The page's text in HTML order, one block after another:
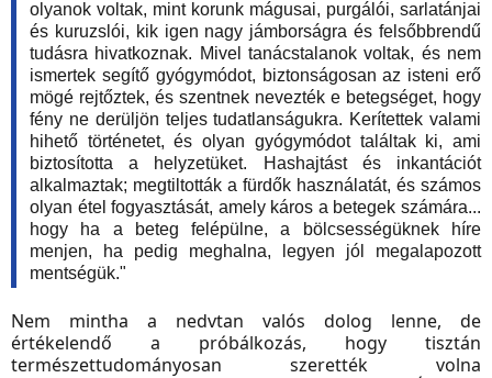
olyanok voltak, mint korunk mágusai, purgálói, sarlatánjai
és kuruzslói, kik igen nagy jámborságra és felsőbbrendű
tudásra hivatkoznak. Mivel tanácstalanok voltak, és nem
ismertek segítő gyógymódot, biztonságosan az isteni erő
mögé rejtőztek, és szentnek nevezték e betegséget, hogy
fény ne derüljön teljes tudatlanságukra. Kerítettek valami
hihető történetet, és olyan gyógymódot találtak ki, ami
biztosította a helyzetüket. Hashajtást és inkantációt
alkalmaztak; megtiltották a fürdők használatát, és számos
olyan étel fogyasztását, amely káros a betegek számára...
hogy ha a beteg felépülne, a bölcsességüknek híre
menjen, ha pedig meghalna, legyen jól megalapozott
mentségük."
Nem mintha a nedvtan valós dolog lenne, de
értékelendő a próbálkozás, hogy tisztán
természettudományosan szerették volna